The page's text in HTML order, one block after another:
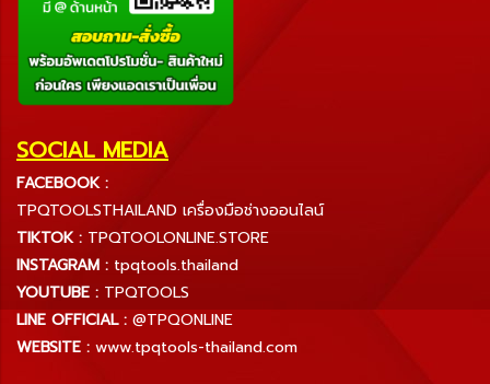
SOCIAL MEDIA
FACEBOOK :
TPQTOOLSTHAILAND เครื่องมือช่างออนไลน์
TIKTOK : TPQTOOLONLINE.STORE
INSTAGRAM : tpqtools.thailand
YOUTUBE : TPQTOOLS
LINE OFFICIAL : @TPQONLINE
WEBSITE : www.tpqtools-thailand.com